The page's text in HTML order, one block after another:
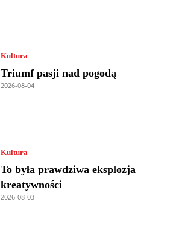
Kultura
Triumf pasji nad pogodą
2026-08-04
Kultura
To była prawdziwa eksplozja
kreatywności
2026-08-03